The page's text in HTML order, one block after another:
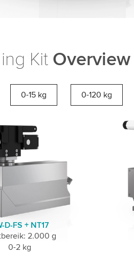
Kit Overview
0-15 kg 0-120 kg
D-FS + NT17
2.000 g
0-2 kg